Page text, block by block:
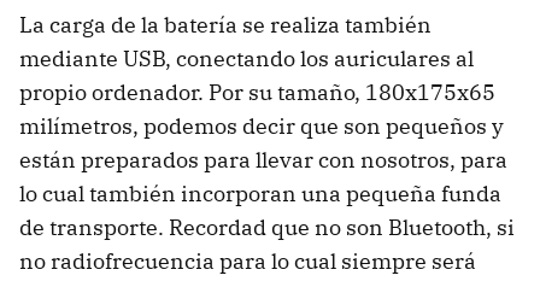
La carga de la batería se realiza también
mediante USB, conectando los auriculares al
propio ordenador. Por su tamaño, 180x175x65
milímetros, podemos decir que son pequeños y
están preparados para llevar con nosotros, para
lo cual también incorporan una pequeña funda
de transporte. Recordad que no son Bluetooth, si
no radiofrecuencia para lo cual siempre será